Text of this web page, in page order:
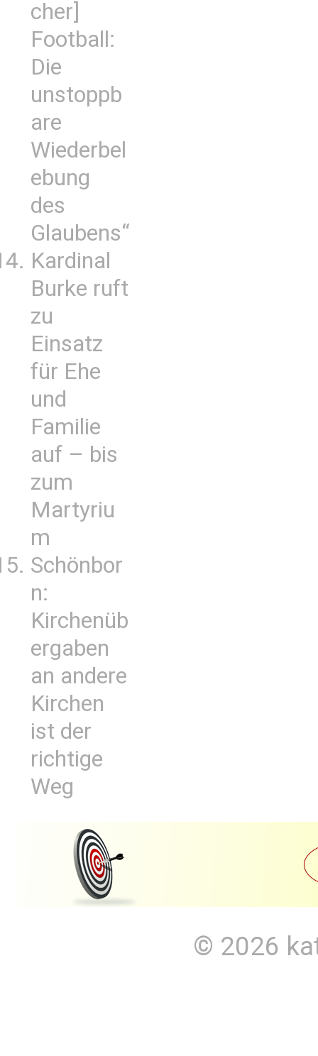
cher]
Football:
Die
unstoppb
are
Wiederbel
ebung
des
Glaubens“
Kardinal
Burke ruft
zu
Einsatz
für Ehe
und
Familie
auf – bis
zum
Martyriu
m
Schönbor
n:
Kirchenüb
ergaben
an andere
Kirchen
ist der
richtige
Weg
© 2026